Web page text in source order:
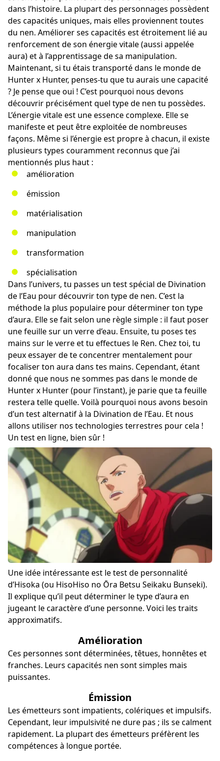
dans l’histoire. La plupart des personnages possèdent
des capacités uniques, mais elles proviennent toutes
du nen. Améliorer ses capacités est étroitement lié au
renforcement de son énergie vitale (aussi appelée
aura) et à l’apprentissage de sa manipulation.
Maintenant, si tu étais transporté dans le monde de
Hunter x Hunter, penses-tu que tu aurais une capacité
? Je pense que oui ! C’est pourquoi nous devons
découvrir précisément quel type de nen tu possèdes.
L’énergie vitale est une essence complexe. Elle se
manifeste et peut être exploitée de nombreuses
façons. Même si l’énergie est propre à chacun, il existe
plusieurs types couramment reconnus que j’ai
mentionnés plus haut :
amélioration
émission
matérialisation
manipulation
transformation
spécialisation
Dans l’univers, tu passes un test spécial de Divination
de l’Eau pour découvrir ton type de nen. C’est la
méthode la plus populaire pour déterminer ton type
d’aura. Elle se fait selon une règle simple : il faut poser
une feuille sur un verre d’eau. Ensuite, tu poses tes
mains sur le verre et tu effectues le Ren. Chez toi, tu
peux essayer de te concentrer mentalement pour
focaliser ton aura dans tes mains. Cependant, étant
donné que nous ne sommes pas dans le monde de
Hunter x Hunter (pour l’instant), je parie que ta feuille
restera telle quelle. Voilà pourquoi nous avons besoin
d’un test alternatif à la Divination de l’Eau. Et nous
allons utiliser nos technologies terrestres pour cela !
Un test en ligne, bien sûr !
Une idée intéressante est le test de personnalité
d’Hisoka (ou HisoHiso no Ōra Betsu Seikaku Bunseki).
Il explique qu’il peut déterminer le type d’aura en
jugeant le caractère d’une personne. Voici les traits
approximatifs.
Amélioration
Ces personnes sont déterminées, têtues, honnêtes et
franches. Leurs capacités nen sont simples mais
puissantes.
Émission
Les émetteurs sont impatients, colériques et impulsifs.
Cependant, leur impulsivité ne dure pas ; ils se calment
rapidement. La plupart des émetteurs préfèrent les
compétences à longue portée.